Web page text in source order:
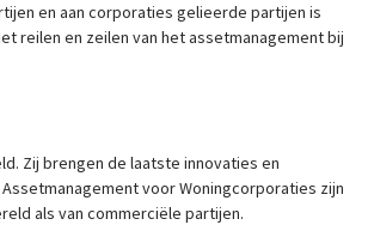
en aan corporaties gelieerde partijen is
reilen en zeilen van het assetmanagement bij
Zij brengen de laatste innovaties en
voor Woningcorporaties zijn
als van commerciële partijen.